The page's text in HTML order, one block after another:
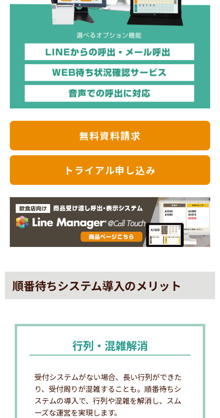
無料資料請求
トライアル申し込み
順番待ちシステム導入のメリット
行列・混雑解消
受付システムがない場合、長い行列ができた
り、受付周りが混雑することも。順番待ちシ
ステムの導入で、行列や混雑を解消し、スム
ーズな運営を実現します。